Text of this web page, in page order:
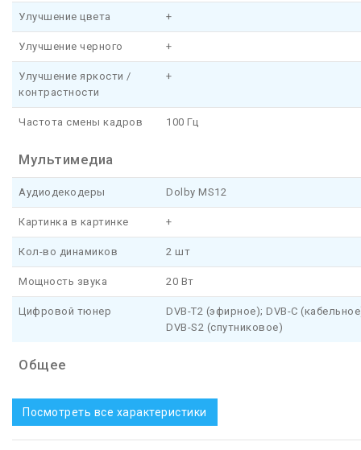
Улучшение цвета +
Улучшение черного +
Улучшение яркости /
контрастности
+
Частота смены кадров 100 Гц
Мультимедиа
Аудиодекодеры Dolby MS12
Картинка в картинке +
Кол-во динамиков 2 шт
Мощность звука 20 Вт
Цифровой тюнер
DVB-T2 (эфирное); DVB-C
DVB-S2 (спутниковое)
Общее
Посмотреть все характеристики